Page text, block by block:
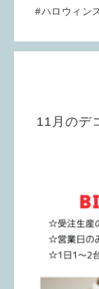
#ハロウィン
11月のデ